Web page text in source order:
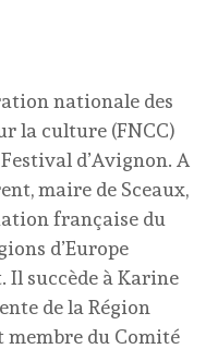
nationale des
la culture (FNCC)
d’Avignon. A
maire de Sceaux,
française du
d’Europe
Il succède à Karine
de la Région
membre du Comité